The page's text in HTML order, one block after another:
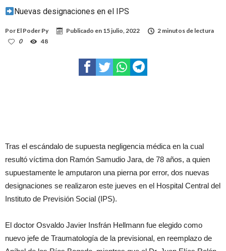
Nuevas designaciones en el IPS
Por El Poder Py Publicado en 15 julio, 2022
2 minutos de lectura
0
48
Tras el escándalo de supuesta negligencia médica en la cual
resultó víctima don Ramón Samudio Jara, de 78 años, a quien
supuestamente le amputaron una pierna por error, dos nuevas
designaciones se realizaron este jueves en el Hospital Central del
Instituto de Previsión Social (IPS).
El doctor Osvaldo Javier Insfrán Hellmann fue elegido como
nuevo jefe de Traumatología de la previsional, en reemplazo de